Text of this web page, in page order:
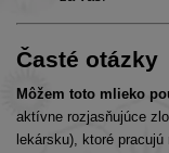
Časté otázky
Môžem toto mlieko
aktívne rozjasňujúce
lekársku), ktoré